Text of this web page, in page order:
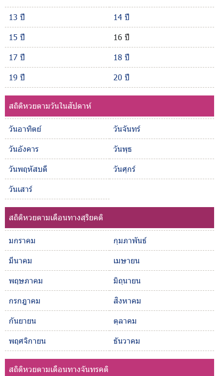
13 ปี
14 ปี
15 ปี
16 ปี
17 ปี
18 ปี
19 ปี
20 ปี
สถิติหวยตามวันในสัปดาห์
วันอาทิตย์
วันจันทร์
วันอังคาร
วันพุธ
วันพฤหัสบดี
วันศุกร์
วันเสาร์
สถิติหวยตามเดือนทางสุริยคติ
มกราคม
กุมภาพันธ์
มีนาคม
เมษายน
พฤษภาคม
มิถุนายน
กรกฎาคม
สิงหาคม
กันยายน
ตุลาคม
พฤศจิกายน
ธันวาคม
สถิติหวยตามเดือนทางจันทรคติ